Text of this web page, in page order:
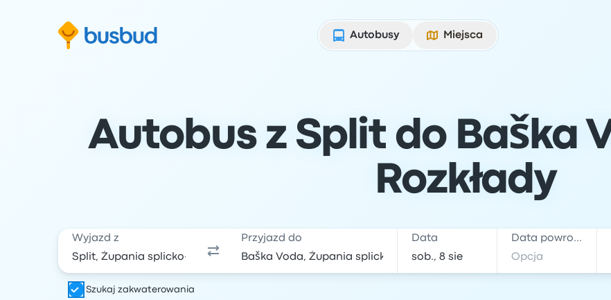
Autobusy
Miejsca
Autobus z Split do Baška
Rozkłady
Wyjazd z Przyjazd do Data Data powrotu
Szukaj zakwaterowania